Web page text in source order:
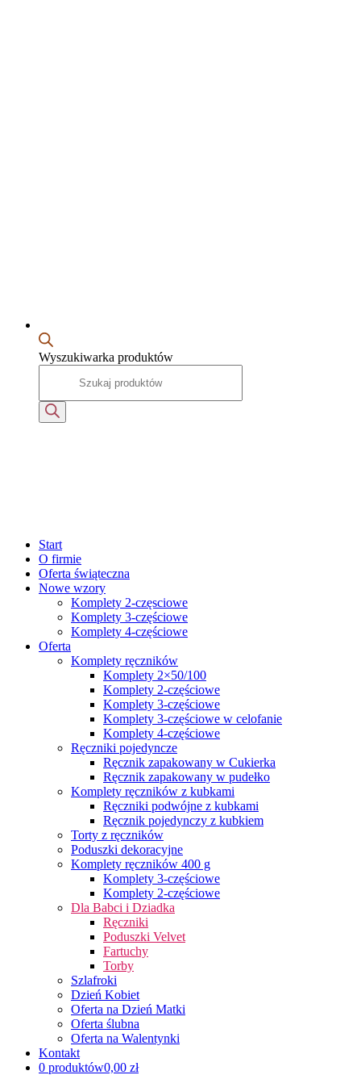
Wyszukiwarka produktów
Start
O firmie
Oferta świąteczna
Nowe wzory
Komplety 2-częsciowe
Komplety 3-częściowe
Komplety 4-częściowe
Oferta
Komplety ręczników
Komplety 2×50/100
Komplety 2-częściowe
Komplety 3-częściowe
Komplety 3-częściowe w celofanie
Komplety 4-częściowe
Ręczniki pojedyncze
Ręcznik zapakowany w Cukierka
Ręcznik zapakowany w pudełko
Komplety ręczników z kubkami
Ręczniki podwójne z kubkami
Ręcznik pojedynczy z kubkiem
Torty z ręczników
Poduszki dekoracyjne
Komplety ręczników 400 g
Komplety 3-częściowe
Komplety 2-częściowe
Dla Babci i Dziadka
Ręczniki
Poduszki Velvet
Fartuchy
Torby
Szlafroki
Dzień Kobiet
Oferta na Dzień Matki
Oferta ślubna
Oferta na Walentynki
Kontakt
0 produktów0,00 zł